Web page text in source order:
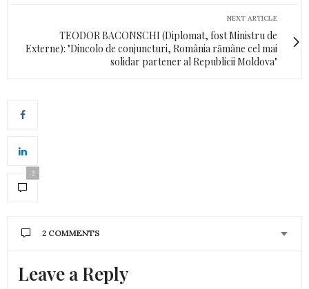
NEXT ARTICLE
TEODOR BACONSCHI (Diplomat, fost Ministru de
Externe): "Dincolo de conjuncturi, România rămâne cel mai
solidar partener al Republicii Moldova"
2
2 COMMENTS
CORNELIA SPUNE:
Foarte frumos. ma bucur pentru acesti doi oameni.
Leave a Reply